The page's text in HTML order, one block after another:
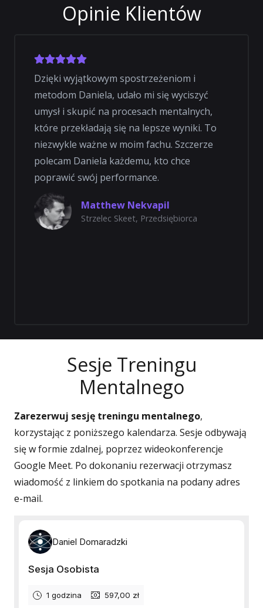
Opinie Klientów
Dzięki wyjątkowym spostrzeżeniom i
metodom Daniela, udało mi się wyciszyć
umysł i skupić na procesach mentalnych,
które przekładają się na lepsze wyniki. To
niezwykle ważne w moim fachu. Szczerze
polecam Daniela każdemu, kto chce
poprawić swój performance.
Matthew Nekvapil
Strzelec Skeet, Przedsiębiorca
Sesje Treningu
Mentalnego
Zarezerwuj sesję treningu mentalnego,
korzystając z poniższego kalendarza. Sesje odbywają
się w formie zdalnej, poprzez wideokonferencje
Google Meet. Po dokonaniu rezerwacji otrzymasz
wiadomość z linkiem do spotkania na podany adres
e-mail.